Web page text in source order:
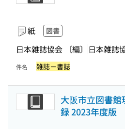
紙 図書
日本雑誌協会 〔編〕 日本雑誌
件名 雑誌－書誌
大阪市立図書館
録 2023年度版